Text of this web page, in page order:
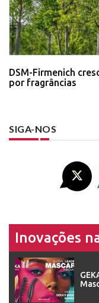
DSM-Firmenich
por fragrâncias
SIGA-NOS
Inovações